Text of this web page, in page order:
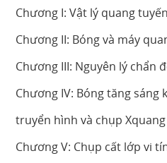
Chương I: Vật lý quang
Chương II: Bóng và máy
Chương III: Nguyên lý chẩn
Chương IV: Bóng tăng sáng
truyển hình và chụp
Chương V: Chụp cất lớp vi